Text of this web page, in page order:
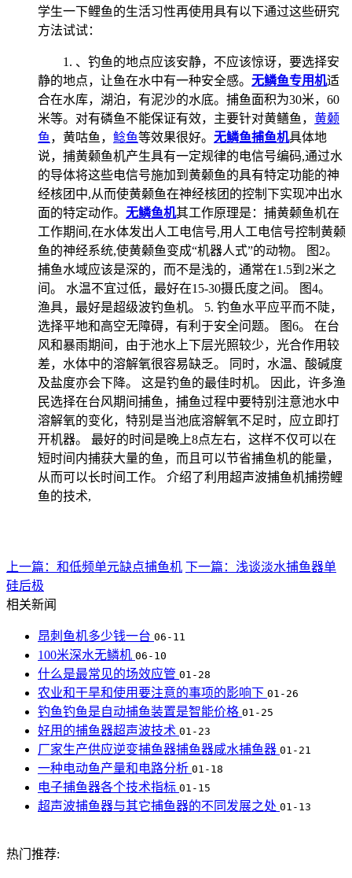
学生一下鲤鱼的生活习性再使用具有以下通过这些研究
方法试试：
1. 、钓鱼的地点应该安静，不应该惊讶，要选择安
静的地点，让鱼在水中有一种安全感。 无鳞鱼专用机适
合在水库，湖泊，有泥沙的水底。捕鱼面积为30米，60
米等。对有磷鱼不能保证有效，主要针对黄鳝鱼， 黄颡
鱼 ，黄咕鱼， 鲶鱼等效果很好。 无鳞鱼捕鱼机具体地
说，捕黄颡鱼机产生具有一定规律的电信号编码,通过水
的导体将这些电信号施加到黄颡鱼的具有特定功能的神
经核团中,从而使黄颡鱼在神经核团的控制下实现冲出水
面的特定动作。 无鳞鱼机其工作原理是：捕黄颡鱼机在
工作期间,在水体发出人工电信号,用人工电信号控制黄颡
鱼的神经系统,使黄颡鱼变成“机器人式”的动物。 图2。
捕鱼水域应该是深的，而不是浅的，通常在1.5到2米之
间。 水温不宜过低，最好在15-30摄氏度之间。 图4。
渔具，最好是超级波钓鱼机。 5. 钓鱼水平应平而不陡，
选择平地和高空无障碍，有利于安全问题。 图6。 在台
风和暴雨期间，由于池水上下层光照较少，光合作用较
差，水体中的溶解氧很容易缺乏。 同时，水温、酸碱度
及盐度亦会下降。 这是钓鱼的最佳时机。 因此，许多渔
民选择在台风期间捕鱼，捕鱼过程中要特别注意池水中
溶解氧的变化，特别是当池底溶解氧不足时，应立即打
开机器。 最好的时间是晚上8点左右，这样不仅可以在
短时间内捕获大量的鱼，而且可以节省捕鱼机的能量，
从而可以长时间工作。 介绍了利用超声波捕鱼机捕捞鲤
鱼的技术,
上一篇：和低频单元缺点捕鱼机 下一篇：浅谈淡水捕鱼器单
硅后极
相关新闻
昂刺鱼机多少钱一台 06-11
100米深水无鳞机 06-10
什么是最常见的场效应管 01-28
农业和干旱和使用要注意的事项的影响下 01-26
钓鱼钓鱼是自动捕鱼装置是智能价格 01-25
好用的捕鱼器超声波技术 01-23
厂家生产供应逆变捕鱼器捕鱼器咸水捕鱼器 01-21
一种电动鱼产量和电路分析 01-18
电子捕鱼器各个技术指标 01-15
超声波捕鱼器与其它捕鱼器的不同发展之处 01-13
热门推荐: